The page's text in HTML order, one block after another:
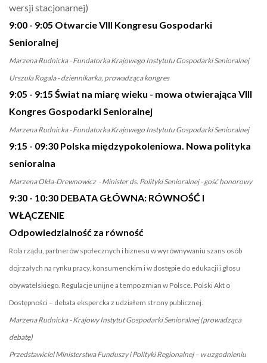
wersji stacjonarnej)
9:00 - 9:05 Otwarcie VIII Kongresu Gospodarki
Senioralnej
Marzena Rudnicka - Fundatorka Krajowego Instytutu Gospodarki Senioralnej
Urszula Rogala - dziennikarka, prowadząca kongres
9:05 - 9:15 Świat na miarę wieku - mowa otwierająca VIII
Kongres Gospodarki Senioralnej
Marzena Rudnicka - Fundatorka Krajowego Instytutu Gospodarki Senioralnej
9:15 - 09:30 Polska międzypokoleniowa. Nowa polityka
senioralna
Marzena Okła-Drewnowicz - Minister ds. Polityki Senioralnej - gość honorowy
9:30 - 10:30 DEBATA GŁÓWNA: RÓWNOŚĆ I
WŁĄCZENIE
Odpowiedzialność za równość
Rola rządu, partnerów społecznych i biznesu w wyrównywaniu szans osób
dojrzałych na rynku pracy, konsumenckim i w dostępie do edukacji i głosu
obywatelskiego. Regulacje unijne a tempo zmian w Polsce. Polski Akt o
Dostępności – debata ekspercka z udziałem strony publicznej.
Marzena Rudnicka - Krajowy Instytut Gospodarki Senioralnej (prowadząca
debatę)
Przedstawiciel Ministerstwa Funduszy i Polityki Regionalnej – w uzgodnieniu